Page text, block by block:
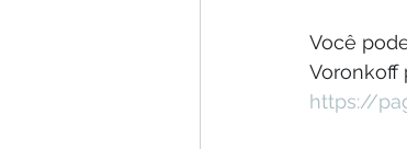
Você
Voronkoff
https://